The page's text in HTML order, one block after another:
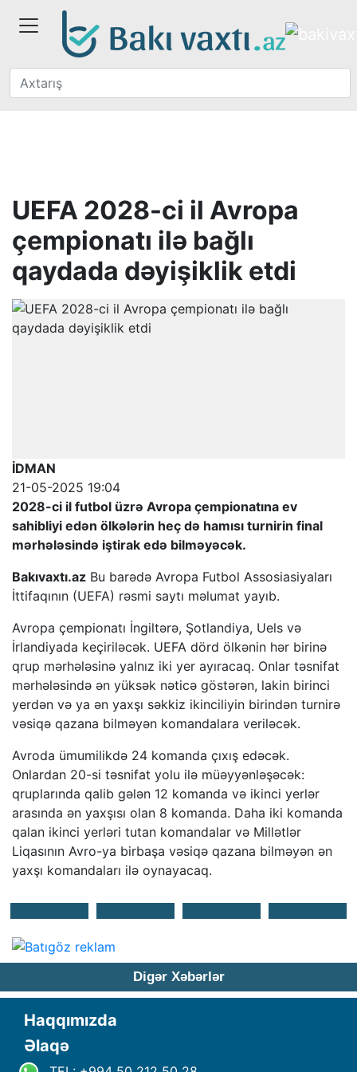
UEFA 2028-ci il Avropa
çempionatı ilə bağlı
qaydada dəyişiklik etdi
İDMAN
21-05-2025 19:04
2028-ci il futbol üzrə Avropa çempionatına ev
sahibliyi edən ölkələrin heç də hamısı turnirin final
mərhələsində iştirak edə bilməyəcək.
Bakıvaxtı.az Bu barədə Avropa Futbol Assosiasiyaları
İttifaqının (UEFA) rəsmi saytı məlumat yayıb.
Avropa çempionatı İngiltərə, Şotlandiya, Uels və
İrlandiyada keçiriləcək. UEFA dörd ölkənin hər birinə
qrup mərhələsinə yalnız iki yer ayıracaq. Onlar təsnifat
mərhələsində ən yüksək nəticə göstərən, lakin birinci
yerdən və ya ən yaxşı səkkiz ikinciliyin birindən turnirə
vəsiqə qazana bilməyən komandalara veriləcək.
Avroda ümumilikdə 24 komanda çıxış edəcək.
Onlardan 20-si təsnifat yolu ilə müəyyənləşəcək:
qruplarında qalib gələn 12 komanda və ikinci yerlər
arasında ən yaxşısı olan 8 komanda. Daha iki komanda
qalan ikinci yerləri tutan komandalar və Millətlər
Liqasının Avro-ya birbaşa vəsiqə qazana bilməyən ən
yaxşı komandaları ilə oynayacaq.
Digər Xəbərlər
Haqqımızda
Əlaqə